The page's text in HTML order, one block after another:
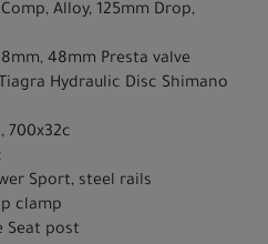
Alloy, 125mm Drop,
48mm Presta valve
Hydraulic Disc Shimano
700x32c
Sport, steel rails
clamp
Seat post